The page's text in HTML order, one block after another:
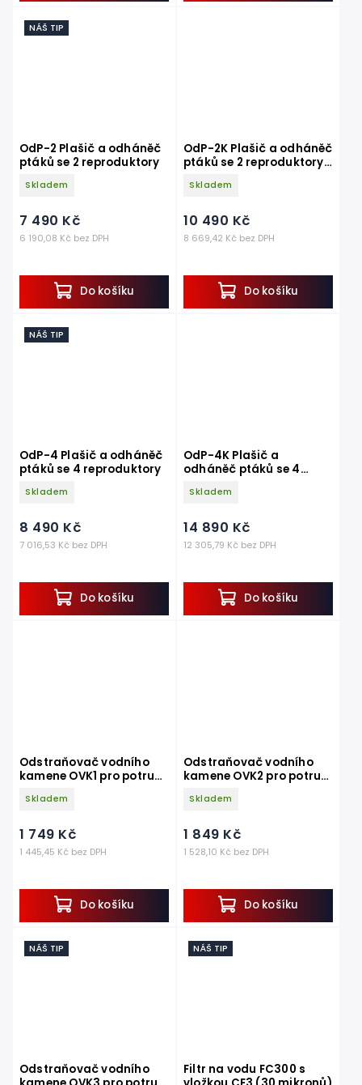
NÁŠ TIP
OdP-2 Plašič a odháněč
ptáků se 2 reproduktory
Skladem
6 190,08 Kč bez DPH
7 490 Kč
Do košíku
OdP-2K Plašič a odháněč
ptáků se 2 reproduktory s
Skladem
8 669,42 Kč bez DPH
10 490 Kč
Do košíku
NÁŠ TIP
OdP-4 Plašič a odháněč
ptáků se 4 reproduktory
Skladem
7 016,53 Kč bez DPH
8 490 Kč
Do košíku
OdP-4K Plašič a
odháněč ptáků se 4
Skladem
12 305,79 Kč bez DPH
14 890 Kč
Do košíku
Odstraňovač vodního
kamene OVK1 pro potrubí
Skladem
1 445,45 Kč bez DPH
1 749 Kč
Do košíku
Odstraňovač vodního
kamene OVK2 pro potrubí
Skladem
1 528,10 Kč bez DPH
1 849 Kč
Do košíku
NÁŠ TIP
Odstraňovač vodního
NÁŠ TIP
Filtr na vodu FC300 s